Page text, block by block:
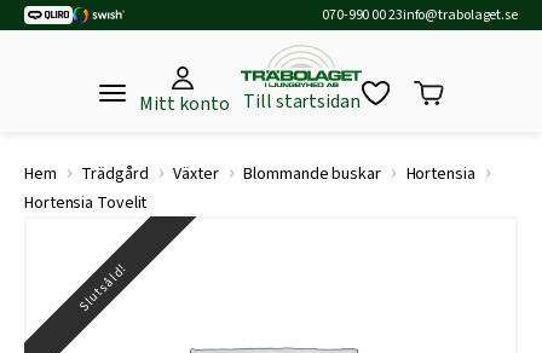
070-990 00 23info@trabolaget.se
Mitt konto Till startsidan
Hem › Trädgård › Växter › Blommande buskar › Hortensia ›
Hortensia Tovelit
Slutsåld!